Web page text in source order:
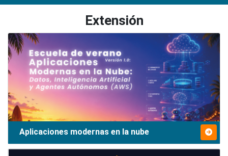
Extensión
Aplicaciones modernas en la nube